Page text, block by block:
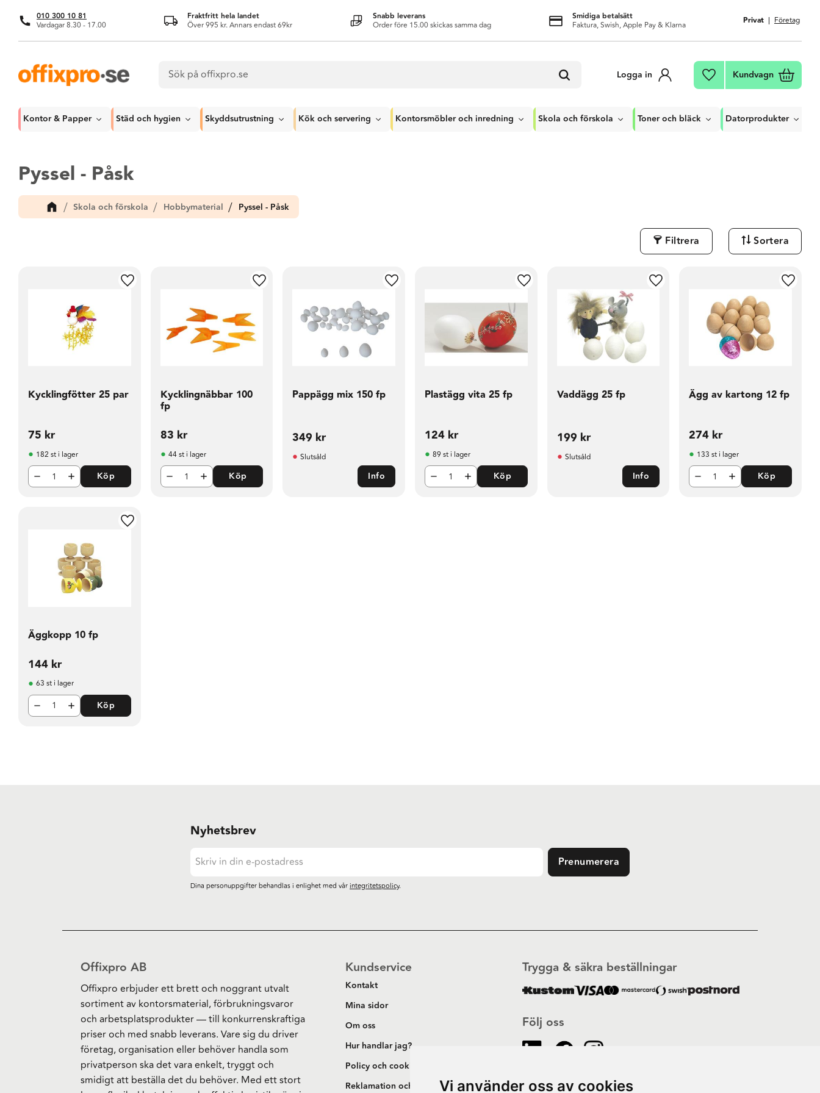
Vi använder oss av cookies
010 300 10 81
Vardagar 8.30 - 17.00
Fraktfritt hela landet
Över 995 kr. Annars endast 69kr
Snabb leverans
Order före 15.00 skickas samma dag
Smidiga betalsätt
Faktura, Swish, Apple Pay & Klarna Privat Företag
Logga in Favoriter
Kundvagn
Kontor & Papper Städ och hygien Skyddsutrustning Kök och servering Kontorsmöbler och inredning Skola och förskola Toner och bläck Datorprodukter
Pyssel - Påsk
Skola och förskola Hobbymaterial Pyssel - Påsk
Filtrera Sortera
Kycklingfötter 25 par
75 kr
Lägg till i favoriter
182 st i lager
Köp
Kycklingnäbbar 100
fp
83 kr
Lägg till i favoriter
44 st i lager
Köp
Pappägg mix 150 fp
349 kr
Lägg till i favoriter
Slutsåld
Info
Plastägg vita 25 fp
124kr
Lägg till i favoriter
89 st i lager
Köp
Vaddägg 25 fp
199 kr
Lägg till i favoriter
Slutsåld
Info
Ägg av kartong 12 fp
274 kr
Lägg
133 st i lager
Köp
Äggkopp 10 fp
144 kr
Lägg till i favoriter
63 st i lager
Köp
Nyhetsbrev
Prenumerera
Dina personuppgifter behandlas i enlighet med vårintegritetspolicy.
Offixpro AB
Offixpro erbjuder ett brett och noggrant utvalt
sortiment av kontorsmaterial, förbrukningsvaror
och arbetsplatsprodukter — till konkurrenskraftiga
priser och med snabb leverans. Vare sig du driver
företag, organisation eller behöver handla som
privatperson ska det vara enkelt, tryggt och
smidigt att beställa det du behöver. Med ett stort
Kundservice
Kontakt
Mina sidor
Om oss
Hur handlar jag?
Policy och cookies
Reklamation och retur
Följ oss
Trygga & säkra beställningar